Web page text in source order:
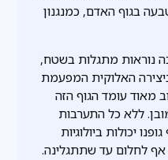
בגוף האדם, כמנגנון
נוראות מתגלות בשטח,
האלוקית המפעמת
מאוד עומד הגוף הזה
ללא כל התערבות
יכולות ביולוגיות
אף לחלום עד שתתגלינה.